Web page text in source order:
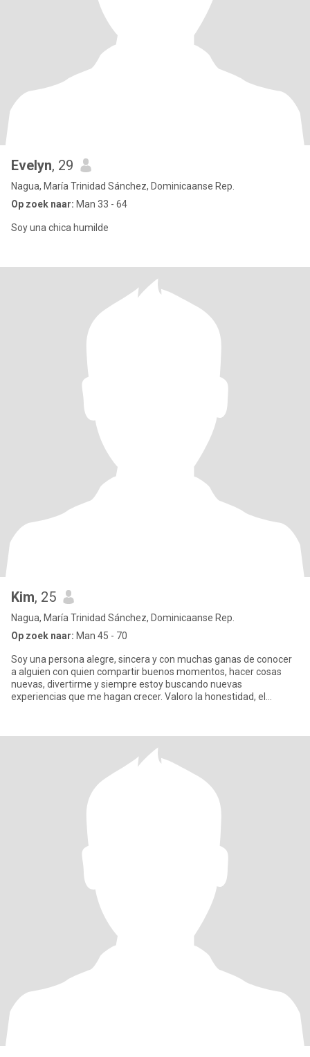
Evelyn, 29
Nagua, María Trinidad Sánchez, Dominicaanse Rep.
Op zoek naar: Man 33 - 64
Soy una chica humilde
Kim, 25
Nagua, María Trinidad Sánchez, Dominicaanse Rep.
Op zoek naar: Man 45 - 70
Soy una persona alegre, sincera y con muchas ganas de conocer
a alguien con quien compartir buenos momentos, hacer cosas
nuevas, divertirme y siempre estoy buscando nuevas
experiencias que me hagan crecer. Valoro la honestidad, el